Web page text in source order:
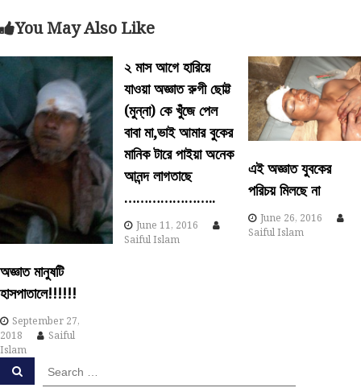
s
t
n
a
v
i
g
a
t
i
o
You May Also Like
অজ্ঞাত মানুষটি
হাসপাতালে!!!!!!
September 27,
2018
Saiful
Islam
২ মাস আগে হারিয়ে
যাওয়া অজ্ঞাত রুগী ছোট্ট
(মুন্না) কে খুঁজে পেল
বাবা মা,ভাই আমার বুকের
মানিক টারে পাইয়া অনেক
আনন্দ লাগতাছে
…………………..
June 11, 2016
Saiful Islam
এই অজ্ঞাত যুবকের
পরিচয় মিলছে না
June 26, 2016
Saiful Islam
e
S